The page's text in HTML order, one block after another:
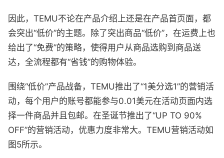
因此，TEMU不论在产品介绍上还是在产品首页面，都
会突出“低价”的主题。除了突出商品“低价”，在运费上也
给出了“免费”的策略，使得用户从商品选购到商品送
达，全流程都有“省钱”的购物体验。
围绕“低价”产品战备，TEMU推出了“1美分选1”的营销活
动，每个用户的账号都能参与0.01美元在活动页面内选
择一件商品并且包邮。在圣诞节推出了“UP TO 90%
OFF”的营销活动，优惠力度非常大。TEMU营销活动如
图5所示。